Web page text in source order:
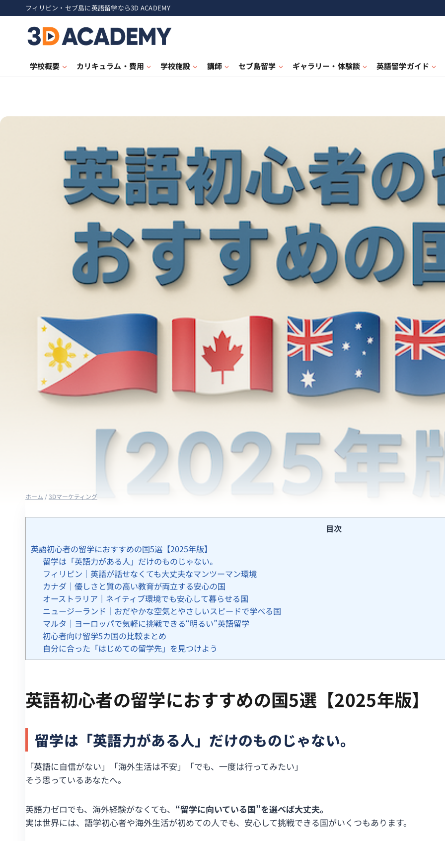
フィリピン・セブ島に英語留学なら3D ACADEMY
学校概要 カリキュラム・費用 学校施設 講師 セブ島留学 ギャラリー・体験談 英語留学ガイド
ホーム /3Dマーケティング
目次
英語初心者の留学におすすめの国5選【2025年版】
留学は「英語力がある人」だけのものじゃない。
フィリピン｜英語が話せなくても大丈夫なマンツーマン環境
カナダ｜優しさと質の高い教育が両立する安心の国
オーストラリア｜ネイティブ環境でも安心して暮らせる国
ニュージーランド｜おだやかな空気とやさしいスピードで学べる国
マルタ｜ヨーロッパで気軽に挑戦できる“明るい”英語留学
初心者向け留学5カ国の比較まとめ
自分に合った「はじめての留学先」を見つけよう
英語初心者の留学におすすめの国5選【2025年版】
留学は「英語力がある人」だけのものじゃない。
「英語に自信がない」「海外生活は不安」「でも、一度は行ってみたい」
そう思っているあなたへ。
英語力ゼロでも、海外経験がなくても、 “留学に向いている国”を選べば大丈夫。
実は世界には、語学初心者や海外生活が初めての人でも、安心して挑戦できる国がいくつもあります。